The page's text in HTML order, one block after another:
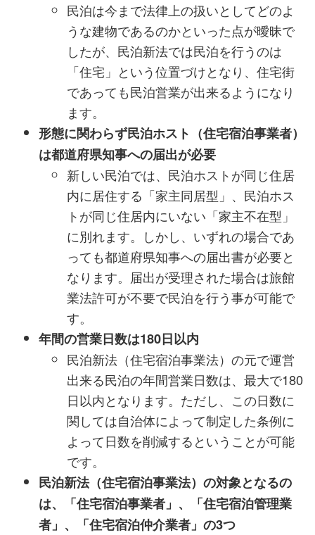
民泊は今まで法律上の扱いとしてどのよ
うな建物であるのかといった点が曖昧で
したが、民泊新法では民泊を行うのは
「住宅」という位置づけとなり、住宅街
であっても民泊営業が出来るようになり
ます。
形態に関わらず民泊ホスト（住宅宿泊事業者）
は都道府県知事への届出が必要
新しい民泊では、民泊ホストが同じ住居
内に居住する「家主同居型」、民泊ホス
トが同じ住居内にいない「家主不在型」
に別れます。しかし、いずれの場合であ
っても都道府県知事への届出書が必要と
なります。届出が受理された場合は旅館
業法許可が不要で民泊を行う事が可能で
す。
年間の営業日数は180日以内
民泊新法（住宅宿泊事業法）の元で運営
出来る民泊の年間営業日数は、最大で180
日以内となります。ただし、この日数に
関しては自治体によって制定した条例に
よって日数を削減するということが可能
です。
民泊新法（住宅宿泊事業法）の対象となるの
は、「住宅宿泊事業者」、「住宅宿泊管理業
者」、「住宅宿泊仲介業者」の3つ